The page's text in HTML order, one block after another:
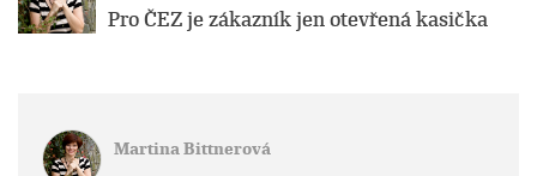
Pro ČEZ je zákazník jen otevřená kasička
Martina Bittnerová